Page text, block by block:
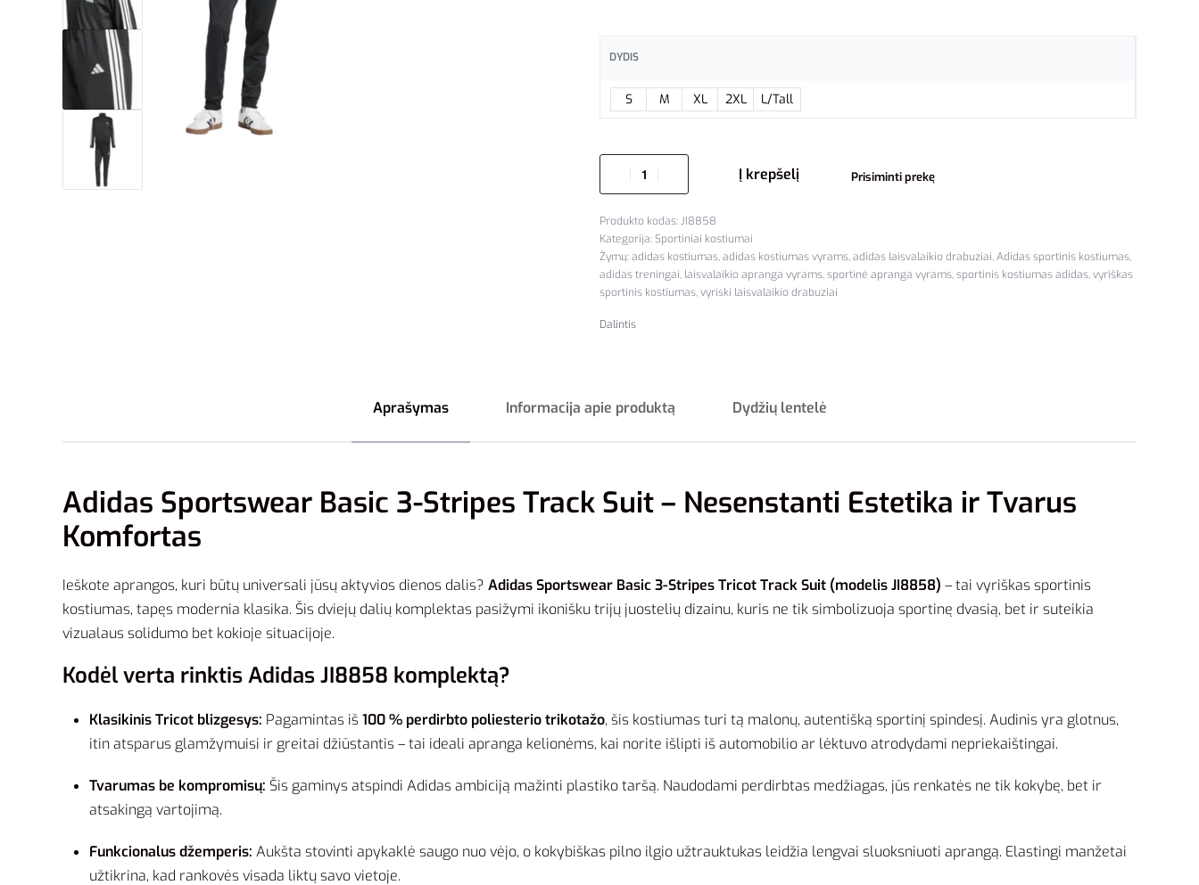
DYDIS
S M XL 2XL L/Tall
Į krepšelį Prisiminti prekę
JI8858
Kategorija:Sportiniai kostiumai
Žymų:adidas kostiumas,adidas kostiumas vyrams,adidas laisvalaikio drabuziai,Adidas sportinis kostiumas,
adidas treningai, laisvalaikio apranga vyrams,sportinė apranga vyrams,sportinis kostiumas adidas,vyriškas
sportinis kostiumas,vyriski laisvalaikio drabuziai
Dalintis
Aprašymas Informacija apie produktą Dydžių lentelė
Adidas Sportswear Basic 3-Stripes Track Suit – Nesenstanti Estetika ir Tvarus
Komfortas
Ieškote aprangos, kuri būtų universali jūsų aktyvios dienos dalis? Adidas Sportswear Basic 3-Stripes Tricot Track Suit (modelis JI8858) – tai vyriškas sportinis
kostiumas, tapęs modernia klasika. Šis dviejų dalių komplektas pasižymi ikonišku trijų juostelių dizainu, kuris ne tik simbolizuoja sportinę dvasią, bet ir suteikia
vizualaus solidumo bet kokioje situacijoje.
Kodėl verta rinktis Adidas JI8858 komplektą?
Klasikinis Tricot blizgesys: Pagamintas iš100 % perdirbto poliesterio trikotažo, šis kostiumas turi tą malonų, autentišką sportinį spindesį. Audinis yra glotnus,
itin atsparus glamžymuisi ir greitai džiūstantis – tai ideali apranga kelionėms, kai norite išlipti iš automobilio ar lėktuvo atrodydami nepriekaištingai.
Tvarumas be kompromisų: Šis gaminys atspindi Adidas ambiciją mažinti plastiko taršą. Naudodami perdirbtas medžiagas, jūs renkatės ne tik kokybę, bet ir
atsakingą vartojimą.
Funkcionalus džemperis: Aukšta stovinti apykaklė saugo nuo vėjo, o kokybiškas pilno ilgio užtrauktukas leidžia lengvai sluoksniuoti aprangą. Elastingi manžetai
užtikrina, kad rankovės visada liktų savo vietoje.